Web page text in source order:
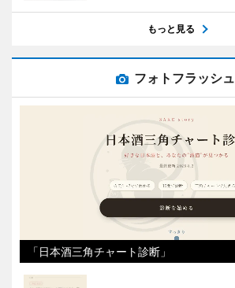
もっと見る
フォトフラッシュ
「日本酒三角チャート診断」